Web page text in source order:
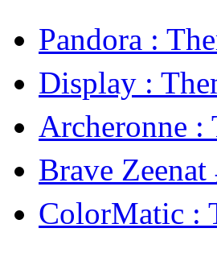
Pandora :
Display :
Archeronne :
Brave
ColorMatic :